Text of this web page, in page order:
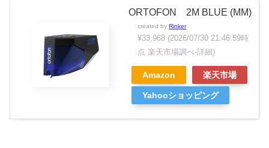
ORTOFON 2M BLUE (MM)
created by Rinker
¥33,968 (2026/07/30 21:46:59時
点 楽天市場調べ-詳細)
Amazon 楽天市場
Yahooショッピング